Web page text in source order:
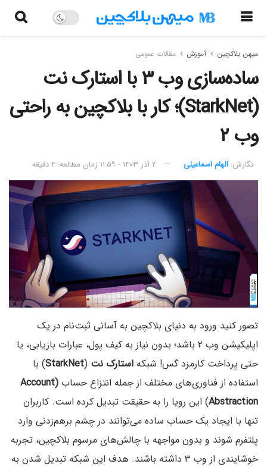
میهن بلاکچین آموزش مقالات عمومی
ساده‌سازی وب ۳ با استارک نت
(StarkNet)؛ کار با بلاکچین به راحتی
وب ۲
نگارش:‌ الهام اسماعیلی ۲ آذر ۱۴۰۳ - ۱۱:۵۹ زمان مطالعه: ۴ دقیقه
تصور کنید ورود به دنیای بلاکچین به آسانی ثبت‌نام در یک
اپلیکیشن وب ۲ باشد؛ بدون نیاز به کیف پول، عبارات بازیابی، یا
حتی پرداخت کارمزد گس! شبکه استارک نت (
StarkNet) با
استفاده از فناوری‌های مختلف از جمله انتزاع حساب (Account
Abstraction) این رویا را به حقیقت تبدیل کرده است. کاربران
تنها با ایجاد یک حساب ساده می‌توانند در چشم‌ برهم‌زدنی وارد
پلتفرم شوند و بدون مواجهه با چالش‌های مرسوم بلاکچین، تجربه‌‌
خوشایندی از وب ۳ داشته باشند. هدف این شبکه تبدیل شدن به